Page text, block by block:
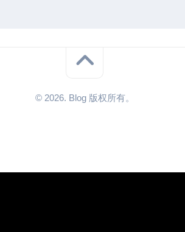
© 2026. Blog 版权所有。